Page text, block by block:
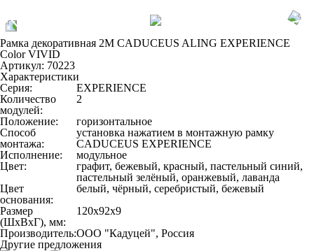
Рамка декоративная 2М CADUCEUS ALING EXPERIENCE
Color VIVID
Артикул: 70223
Характеристики
Серия:
EXPERIENCE
Количество
модулей:
2
Положение:
горизонтальное
Способ
монтажа:
установка нажатием в монтажную рамку
CADUCEUS EXPERIENCE
Исполнение:
модульное
Цвет:
графит, бежевый, красный, пастельный синий,
пастельный зелёный, оранжевый, лаванда
Цвет
основания:
белый, чёрный, серебристый, бежевый
Размер
(ШхВхГ), мм:
120х92х9
Производитель:ООО "Кадуцей", Россия
Другие предложения